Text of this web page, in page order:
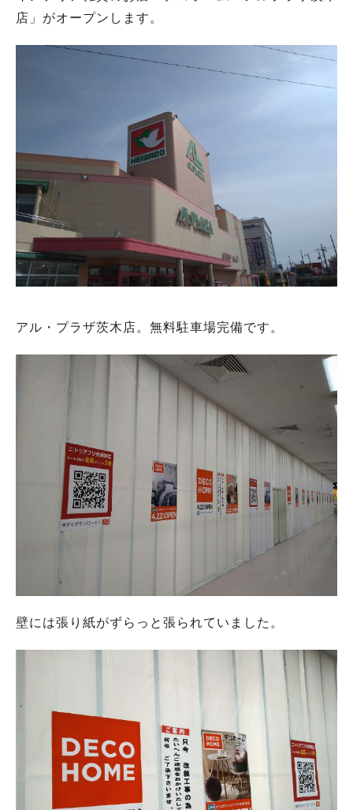
店」がオープンします。
アル・プラザ茨木店。無料駐車場完備です。
壁には張り紙がずらっと張られていました。